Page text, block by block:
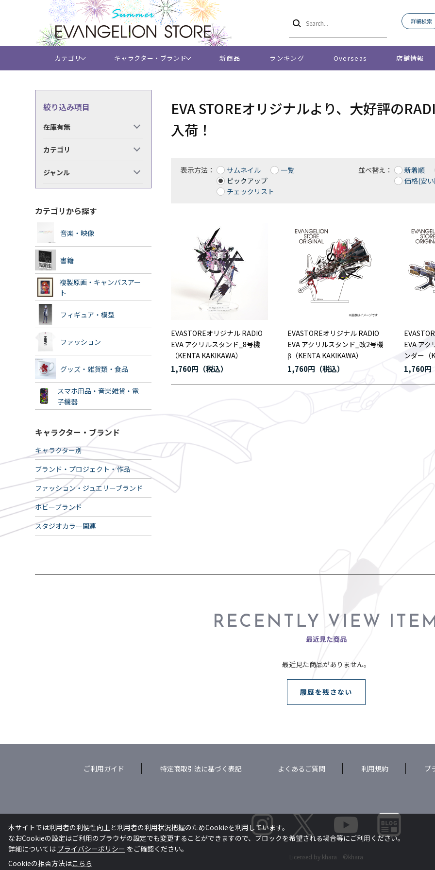
詳細検索
カテゴリ キャラクター・ブランド 新商品 ランキング Overseas 店舗情報
絞り込み項目
在庫有無
カテゴリ
ジャンル
カテゴリから探す
音楽・映像
書籍
複製原画・キャンバスアー
ト
フィギュア・模型
ファッション
グッズ・雑貨類・食品
スマホ用品・音楽雑貨・電
子機器
キャラクター・ブランド
キャラクター別
ブランド・プロジェクト・作品
ファッション・ジュエリーブランド
ホビーブランド
スタジオカラー関連
EVA STOREオリジナルより、大好評の
入荷！
表示方法： サムネイル
一覧
ピックアップ
チェックリスト
並べ替え：
新着順
価格(安
EVASTOREオリジナル RADIO
EVA アクリルスタンド_8号機
（KENTA KAKIKAWA）
1,760円
EVASTOREオリジナル RADIO
EVA アクリルスタンド_改2号機
β（KENTA KAKIKAWA）
1,760円
EVA アク
ンダー（
1,760円
RECENTLY VIEW
最近見た商品
最近見た商品がありません。
履歴を残さない
ご利用ガイド 特定商取引法に基づく表記 よくあるご質問 利用規約 プ
Licensed by khara ©khara
本サイトでは利用者の利便性向上と利用者の利用状況把握のためCookieを利用しています。
なおCookieの設定はご利用のブラウザの設定でも変更することができますので、ブロックを希望される場合等にご利用ください。
詳細については プライバシーポリシー をご確認ください。
Cookieの拒否方法はこちら